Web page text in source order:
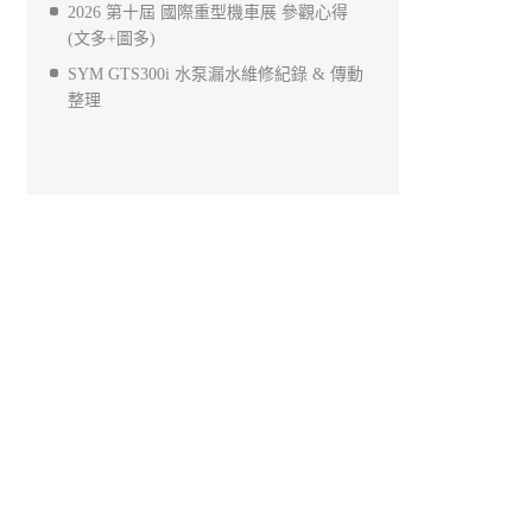
2026 第十屆 國際重型機車展 參觀心得
(文多+圖多)
SYM GTS300i 水泵漏水維修紀錄 & 傳動
整理